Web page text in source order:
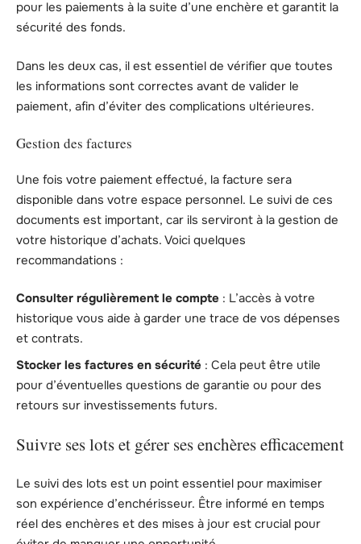
pour les paiements à la suite d’une enchère et garantit la
sécurité des fonds.
Dans les deux cas, il est essentiel de vérifier que toutes
les informations sont correctes avant de valider le
paiement, afin d’éviter des complications ultérieures.
Gestion des factures
Une fois votre paiement effectué, la facture sera
disponible dans votre espace personnel. Le suivi de ces
documents est important, car ils serviront à la gestion de
votre historique d’achats. Voici quelques
recommandations :
Consulter régulièrement le compte : L’accès à votre
historique vous aide à garder une trace de vos dépenses
et contrats.
Stocker les factures en sécurité : Cela peut être utile
pour d’éventuelles questions de garantie ou pour des
retours sur investissements futurs.
Suivre ses lots et gérer ses enchères efficacement
Le suivi des lots est un point essentiel pour maximiser
son expérience d’enchérisseur. Être informé en temps
réel des enchères et des mises à jour est crucial pour